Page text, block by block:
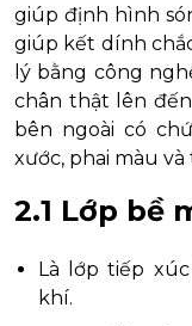
giúp định hình
giúp kết dính
lý bằng công
chân thật lên
bên ngoài có
xước, phai màu
2.1 Lớp bề
Là lớp tiếp
khí.